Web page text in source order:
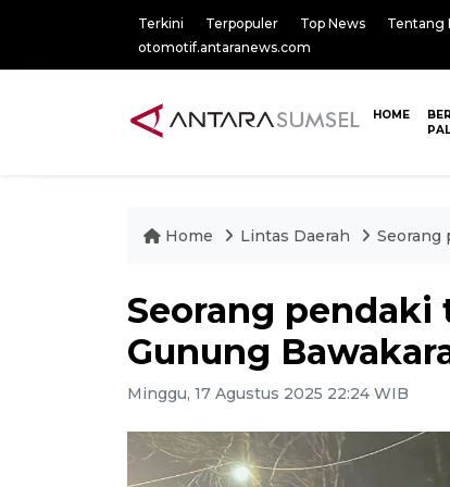
Terkini Terpopuler Top News Tentang
otomotif.antaranews.com
HOME
Home Lintas Daerah Seorang
Seorang pendaki
Gunung
Minggu, 17 Agustus 2025 22:24 WIB